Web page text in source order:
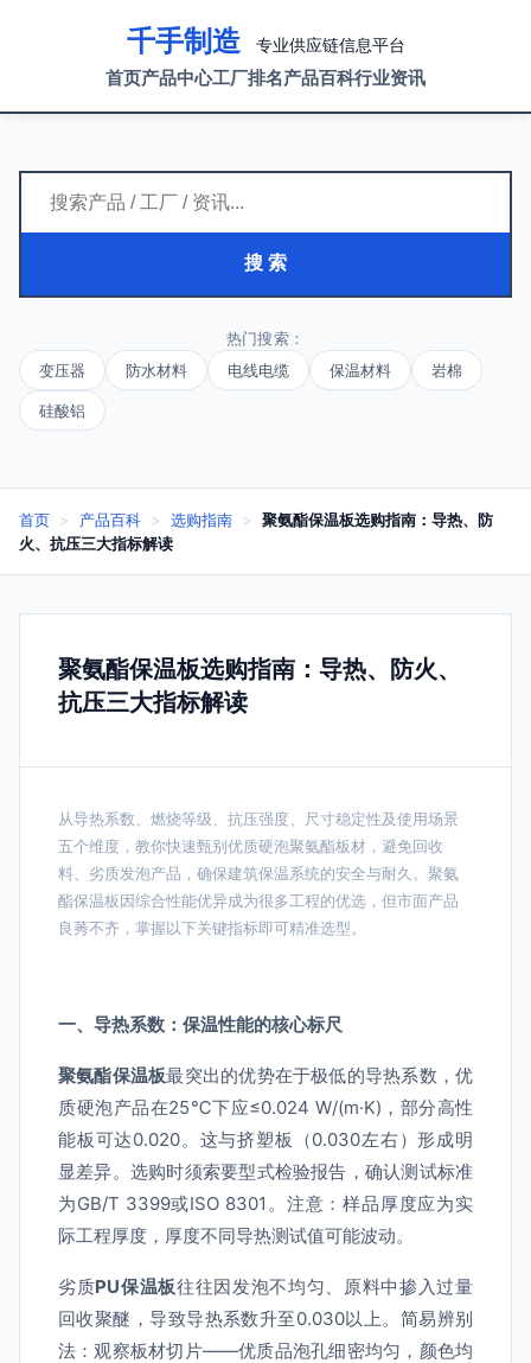
千手制造 专业供应链信息平台
首页产品中心工厂排名产品百科行业资讯
搜 索
热门搜索：
变压器
防水材料 电线电缆 保温材料 岩棉
硅酸铝
首页 > 产品百科 > 选购指南 >
聚氨酯保温板选购指南：导热、防
火、抗压三大指标解读
聚氨酯保温板选购指南：导热、防火、
抗压三大指标解读
从导热系数、燃烧等级、抗压强度、尺寸稳定性及使用场景
五个维度，教你快速甄别优质硬泡聚氨酯板材，避免回收
料、劣质发泡产品，确保建筑保温系统的安全与耐久。聚氨
酯保温板因综合性能优异成为很多工程的优选，但市面产品
良莠不齐，掌握以下关键指标即可精准选型。
一、导热系数：保温性能的核心标尺
聚氨酯保温板最突出的优势在于极低的导热系数，优
质硬泡产品在25℃下应≤0.024 W/(m·K)，部分高性
能板可达0.020。这与挤塑板（0.030左右）形成明
显差异。选购时须索要型式检验报告，确认测试标准
为GB/T 3399或ISO 8301。注意：样品厚度应为实
际工程厚度，厚度不同导热测试值可能波动。
劣质PU保温板往往因发泡不均匀、原料中掺入过量
回收聚醚，导致导热系数升至0.030以上。简易辨别
法：观察板材切片——优质品泡孔细密均匀，颜色均